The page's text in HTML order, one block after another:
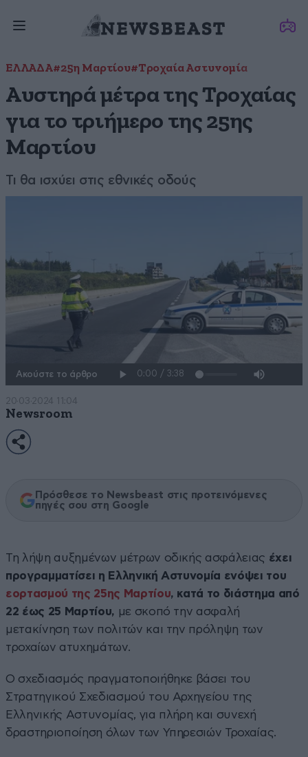
ΕΛΛΑΔΑ#25η Μαρτίου#Τροχαία Αστυνομία
Αυστηρά μέτρα της Τροχαίας
για το τριήμερο της 25ης
Μαρτίου
Τι θα ισχύει στις εθνικές οδούς
Ακούστε το άρθρο
20·03·2024 11:04
Newsroom
Πρόσθεσε το Newsbeast στις προτεινόμενες
πηγές σου στη Google
Τη λήψη αυξημένων μέτρων οδικής ασφάλειας έχει
προγραμματίσει η Ελληνική Αστυνομία ενόψει του
εορτασμού της 25ης Μαρτίου, κατά το διάστημα από
22 έως 25 Μαρτίου, με σκοπό την ασφαλή
μετακίνηση των πολιτών και την πρόληψη των
τροχαίων ατυχημάτων.
Ο σχεδιασμός πραγματοποιήθηκε βάσει του
Στρατηγικού Σχεδιασμού του Αρχηγείου της
Ελληνικής Αστυνομίας, για πλήρη και συνεχή
δραστηριοποίηση όλων των Υπηρεσιών Τροχαίας.